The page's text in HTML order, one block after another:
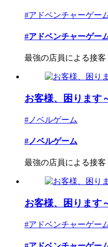
#アドベンチャーゲー
#アドベンチャーゲー
最強の店員による接
お客様、困ります
#ノベルゲーム
#ノベルゲーム
最強の店員による接
お客様、困ります
#アドベンチャーゲー